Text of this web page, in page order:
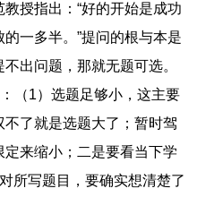
授指出： “好的开始是成功
一多半。”提问的根与本是
出问题，那就无题可选。
（1）选题足够小，这主要
了就是选题大了；暂时驾
来缩小；二是要看当下学
所写题目，要确实想清楚了